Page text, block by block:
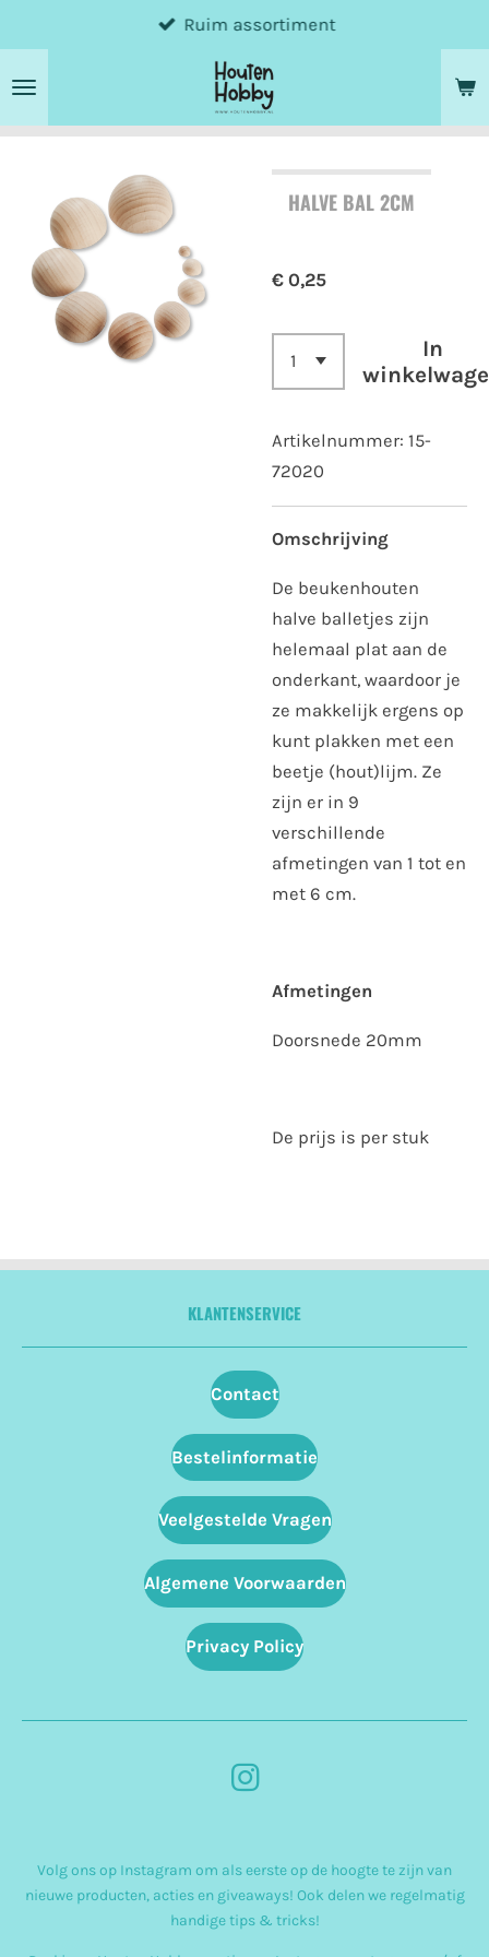
direct
naar
Ruim assortiment
HALVE BAL 2CM
€ 0,25
In
Artikelnummer: 15-
72020
Omschrijving
De beukenhouten
halve balletjes zijn
helemaal plat aan de
onderkant, waardoor je
ze makkelijk ergens op
kunt plakken met een
beetje (hout)lijm. Ze
zijn er in 9
verschillende
afmetingen van 1 tot en
met 6 cm.
Afmetingen
Doorsnede 20mm
De prijs is per stuk
KLANTENSERVICE
Contact
Bestelinformatie
Veelgestelde Vragen
Algemene Voorwaarden
Privacy Policy
I
t
a
Volg ons op Instagram om als eerste op de hoogte te zijn van
nieuwe producten, acties en giveaways! Ook delen we regelmatig
handige tips & tricks!